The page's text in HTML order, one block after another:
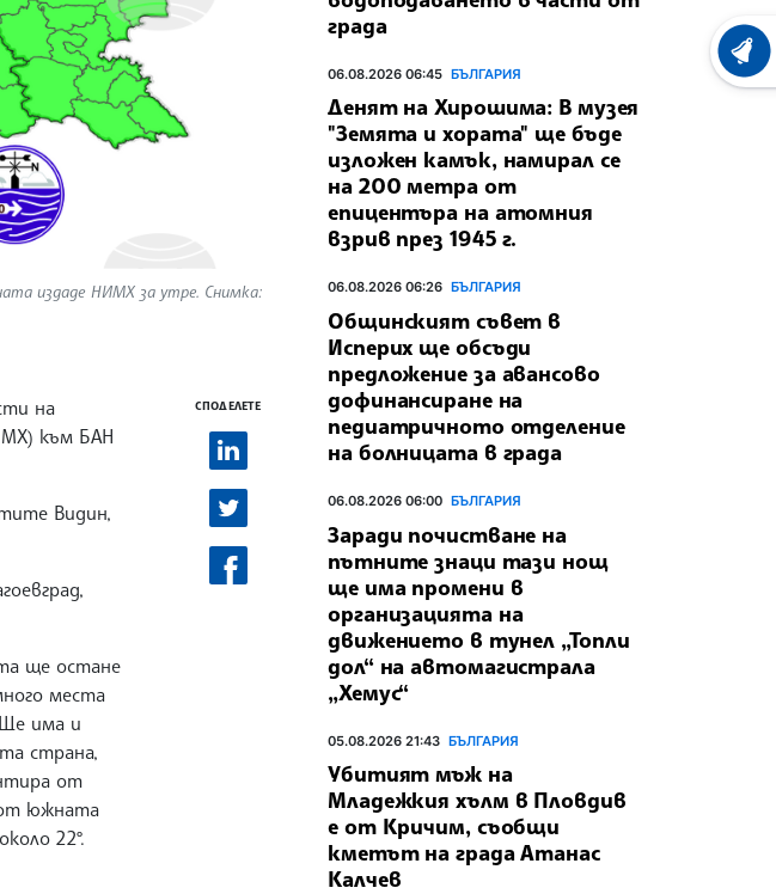
издаде НИМХ за утре. Снимка:
на
към БАН
Видин,
ще остане
места
има и
страна,
от
от южната
22°.
СПОДЕЛЕТЕ
града
06.08.2026 06:45 БЪЛГАРИЯ
Денят на Хирошима: В музея
"Земята и хората" ще бъде
изложен камък, намирал се
на 200 метра от
епицентъра на атомния
взрив през 1945 г.
06.08.2026 06:26 БЪЛГАРИЯ
Общинският съвет в
Исперих ще обсъди
предложение за авансово
дофинансиране на
педиатричното отделение
на болницата в града
06.08.2026 06:00 БЪЛГАРИЯ
Заради почистване на
пътните знаци тази нощ
ще има промени в
организацията на
движението в тунел „Топли
дол“ на автомагистрала
„Хемус“
05.08.2026 21:43 БЪЛГАРИЯ
Убитият мъж на
Младежкия хълм в Пловдив
е от Кричим, съобщи
кметът на града Атанас
Калчев